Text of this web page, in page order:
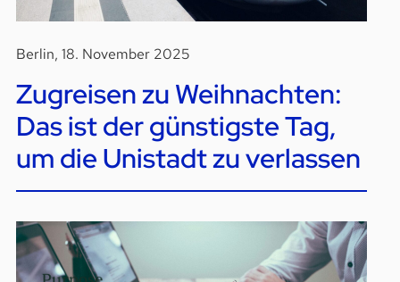
Berlin, 18. November 2025
Zugreisen zu Weihnachten:
Das ist der günstigste Tag,
um die Unistadt zu verlassen